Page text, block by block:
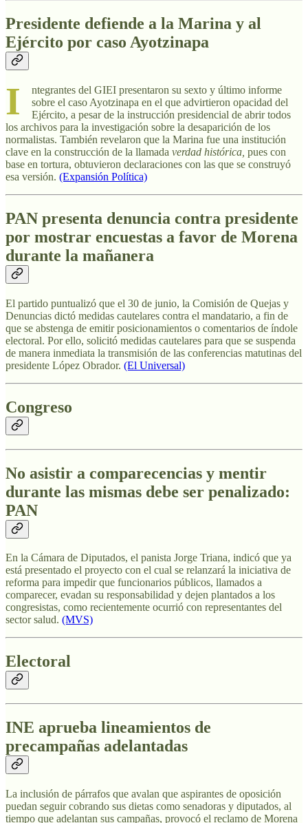
Presidente defiende a la Marina y al
Ejército por caso Ayotzinapa
I
ntegrantes del GIEI presentaron su sexto y último informe
sobre el caso Ayotzinapa en el que advirtieron opacidad del
Ejército, a pesar de la instrucción presidencial de abrir todos
los archivos para la investigación sobre la desaparición de los
normalistas. También revelaron que la Marina fue una institución
clave en la construcción de la llamada verdad histórica, pues con
base en tortura, obtuvieron declaraciones con las que se construyó
esa versión. (Expansión Política)
PAN presenta denuncia contra presidente
por mostrar encuestas a favor de Morena
durante la mañanera
El partido puntualizó que el 30 de junio, la Comisión de Quejas y
Denuncias dictó medidas cautelares contra el mandatario, a fin de
que se abstenga de emitir posicionamientos o comentarios de índole
electoral. Por ello, solicitó medidas cautelares para que se suspenda
de manera inmediata la transmisión de las conferencias matutinas del
presidente López Obrador. (El Universal)
Congreso
No asistir a comparecencias y mentir
durante las mismas debe ser penalizado:
PAN
En la Cámara de Diputados, el panista Jorge Triana, indicó que ya
está presentado el proyecto con el cual se relanzará la iniciativa de
reforma para impedir que funcionarios públicos, llamados a
comparecer, evadan su responsabilidad y dejen plantados a los
congresistas, como recientemente ocurrió con representantes del
sector salud. (MVS)
Electoral
INE aprueba lineamientos de
precampañas adelantadas
La inclusión de párrafos que avalan que aspirantes de oposición
puedan seguir cobrando sus dietas como senadoras y diputados, al
tiempo que adelantan sus campañas, provocó el reclamo de Morena